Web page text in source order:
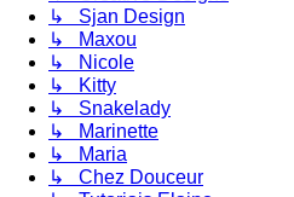
↳ Sjan Design
↳ Maxou
↳ Nicole
↳ Kitty
↳ Snakelady
↳ Marinette
↳ Maria
↳ Chez Douceur